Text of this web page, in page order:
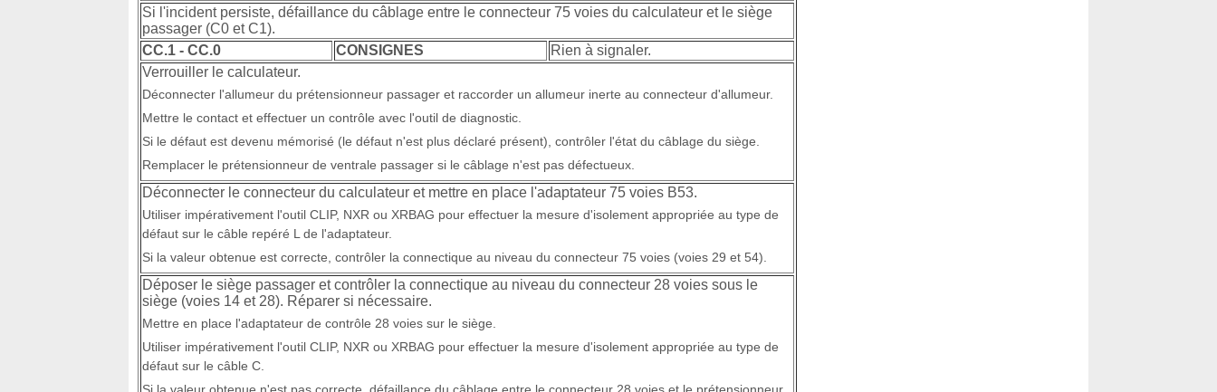
Si l'incident persiste, défaillance du câblage entre le connecteur 75 voies du calculateur et le siège
passager (C0 et C1).
CC.1 - CC.0
CONSIGNES
Rien à signaler.
Verrouiller le calculateur.
Déconnecter l'allumeur du prétensionneur passager et raccorder un allumeur inerte au connecteur d'allumeur.
Mettre le contact et effectuer un contrôle avec l'outil de diagnostic.
Si le défaut est devenu mémorisé (le défaut n'est plus déclaré présent), contrôler l'état du câblage du siège.
Remplacer le prétensionneur de ventrale passager si le câblage n'est pas défectueux.
Déconnecter le connecteur du calculateur et mettre en place l'adaptateur 75 voies B53.
Utiliser impérativement l'outil CLIP, NXR ou XRBAG pour effectuer la mesure d'isolement appropriée au type de
défaut sur le câble repéré L de l'adaptateur.
Si la valeur obtenue est correcte, contrôler la connectique au niveau du connecteur 75 voies (voies 29 et 54).
Déposer le siège passager et contrôler la connectique au niveau du connecteur 28 voies sous le
siège (voies 14 et 28). Réparer si nécessaire.
Mettre en place l'adaptateur de contrôle 28 voies sur le siège.
Utiliser impérativement l'outil CLIP, NXR ou XRBAG pour effectuer la mesure d'isolement appropriée au type de
défaut sur le câble C.